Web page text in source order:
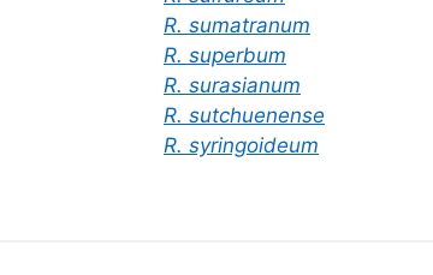
R. sumatranum
R. superbum
R. surasianum
R. sutchuenense
R. syringoideum